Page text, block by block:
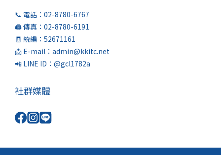
📞 電話：02-8780-6767
🖨️ 傳真：02-8780-6191
🧾 統編：52671161
📩 E-mail：admin@kkitc.net
📲 LINE ID：@gcl1782a
社群媒體